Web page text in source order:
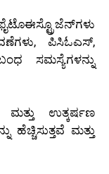
ಪಿಸಿಓಎಸ್,
ಸಮಸ್ಯೆಗಳನ್ನು
ಮತ್ತು ಉತ್ಕರ್ಷಣ
ಹೆಚ್ಚಿಸುತ್ತವೆ ಮತ್ತು